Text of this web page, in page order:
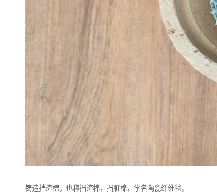
铸造挡渣棉，也称挡渣棉，挡脏棉，学名陶瓷纤维毯，